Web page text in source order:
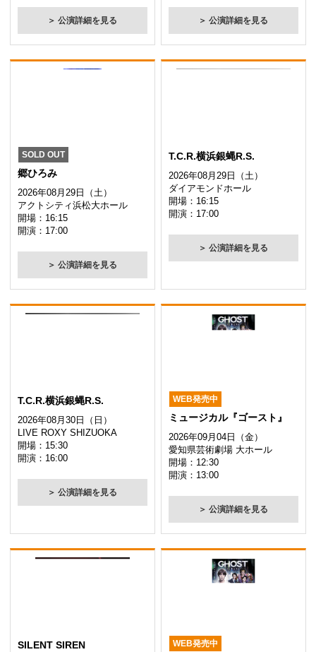
＞ 公演詳細を見る ＞ 公演詳細を見る
SOLD OUT
郷ひろみ
2026年08月29日（土）
アクトシティ浜松大ホール
開場：16:15
開演：17:00
＞ 公演詳細を見る
T.C.R.横浜銀蝿R.S.
2026年08月29日（土）
ダイアモンドホール
開場：16:15
開演：17:00
＞ 公演詳細を見る
T.C.R.横浜銀蝿R.S.
2026年08月30日（日）
LIVE ROXY SHIZUOKA
開場：15:30
開演：16:00
＞ 公演詳細を見る
WEB発売中
ミュージカル『ゴースト』
2026年09月04日（金）
愛知県芸術劇場 大ホール
開場：12:30
開演：13:00
＞ 公演詳細を見る
SILENT SIREN WEB発売中